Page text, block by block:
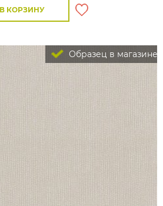
В КОРЗИНУ
Образец в магазине